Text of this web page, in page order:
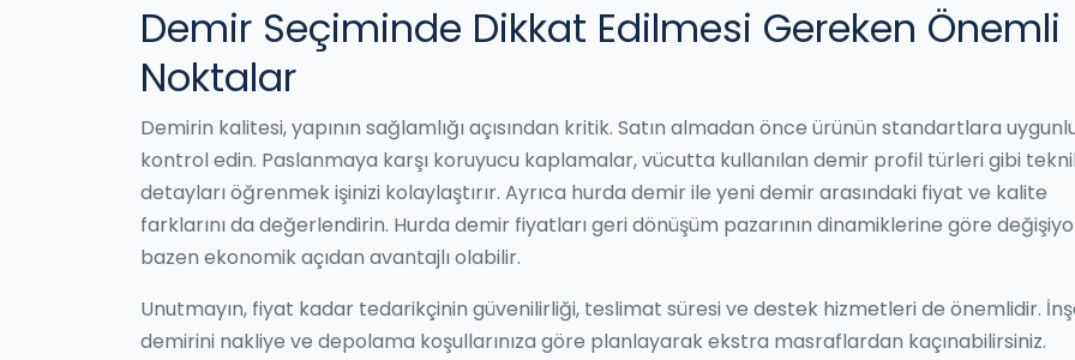
Demir Seçiminde Dikkat Edilmesi Gereken Önemli
Noktalar
Demirin kalitesi, yapının sağlamlığı açısından kritik. Satın almadan önce ürünün standartlara
kontrol edin. Paslanmaya karşı koruyucu kaplamalar, vücutta kullanılan demir profil türleri gibi
detayları öğrenmek işinizi kolaylaştırır. Ayrıca hurda demir ile yeni demir arasındaki fiyat ve kalite
farklarını da değerlendirin. Hurda demir fiyatları geri dönüşüm pazarının dinamiklerine göre
bazen ekonomik açıdan avantajlı olabilir.
Unutmayın, fiyat kadar tedarikçinin güvenilirliği, teslimat süresi ve destek hizmetleri de önemlidir.
demirini nakliye ve depolama koşullarınıza göre planlayarak ekstra masraflardan kaçınabilirsiniz.